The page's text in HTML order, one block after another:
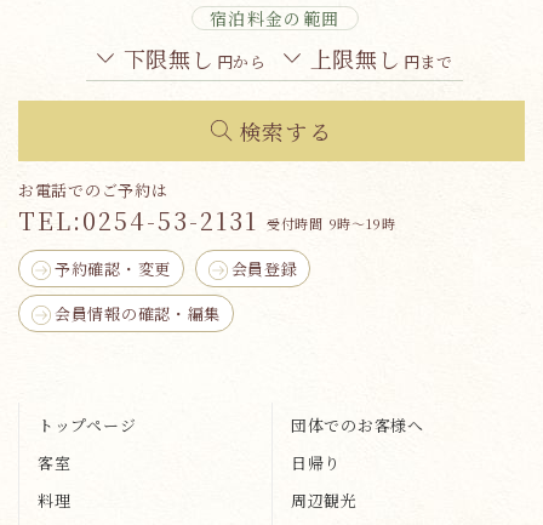
宿泊料金の範囲
下限無し 円から 上限無し 円まで
検索する
予約確認・変更
会員登録
会員情報の確認・編集
お電話でのご予約は
TEL:0254-53-2131 受付時間 9時～19時
トップページ
客室
料理
団体でのお客様へ
日帰り
周辺観光